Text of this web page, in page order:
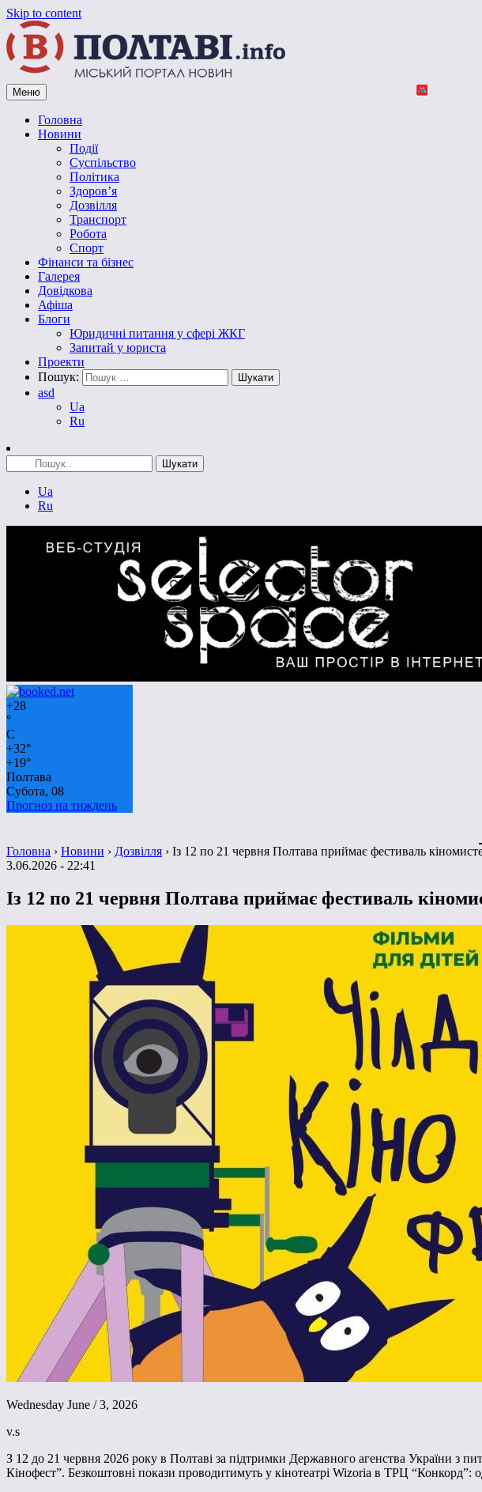
Skip to content
Vpoltave.info
Полтавський портал новин
Меню
Головна
Новини
Події
Суспільство
Політика
Здоров’я
Дозвілля
Транспорт
Робота
Спорт
Фінанси та бізнес
Галерея
Довідкова
Афіша
Блоги
Юридичні питання у сфері ЖКГ
Запитай у юриста
Проекти
Пошук:
asd
Ua
Ru
Ua
Ru
+28
°
C
+32°
+19°
Полтава
Субота, 08
Прогноз на тиждень
Головна › Новини › Дозвілля › Із 12 по 21 червня Полтава приймає фестиваль
3.06.2026 - 22:41
Із 12 по 21 червня Полтава приймає фестиваль
Wednesday June / 3, 2026
v.s
З 12 до 21 червня 2026 року в Полтаві за підтримки Державного агенства України з
Кінофест”. Безкоштовні покази проводитимуть у кінотеатрі Wizoria в ТРЦ “Конкорд”: